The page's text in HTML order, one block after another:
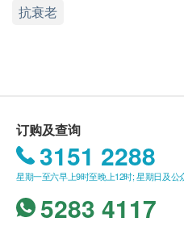
效促进细胞能量生产，
少疲劳感。
抗衰老： 支持DNA修
轻活力。
如有任何争议，Acc
务。 账单总额未满
离岛及偏远地区不设上
取件。
我们将于确定订单后1-
不排除运送时间会因节
抗衰老
订购及查询
3151 2288
星期一至六早上9时至晚上12时; 星期日及公
5283 4117